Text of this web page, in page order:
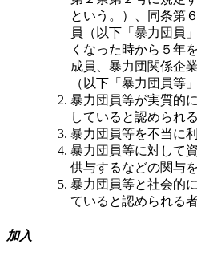
という。）、同条第
員（以下「暴力団員
くなった時から５年
成員、暴力団関係企
（以下「暴力団員等
暴力団員等が実質的
していると認められ
暴力団員等を不当に
暴力団員等に対して
供与するなどの関与
暴力団員等と社会的
ていると認められる
加入